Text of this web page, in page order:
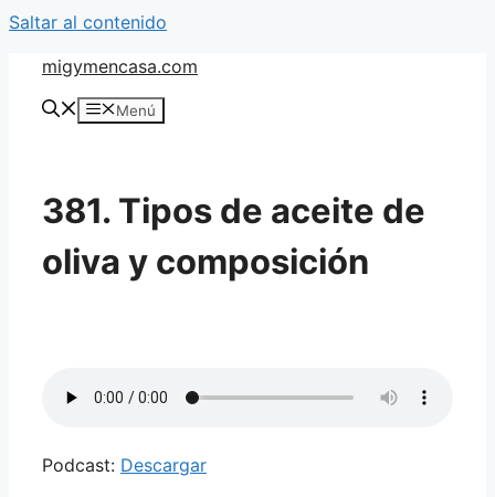
Saltar al contenido
migymencasa.com
Menú
381. Tipos de aceite de
oliva y composición
Podcast: Descargar